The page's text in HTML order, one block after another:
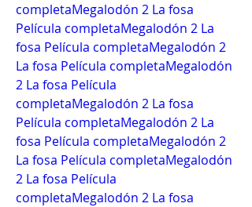
completaMegalodón 2 La fosa
Película completaMegalodón 2 La
fosa Película completaMegalodón 2
La fosa Película completaMegalodón
2 La fosa Película
completaMegalodón 2 La fosa
Película completaMegalodón 2 La
fosa Película completaMegalodón 2
La fosa Película completaMegalodón
2 La fosa Película
completaMegalodón 2 La fosa